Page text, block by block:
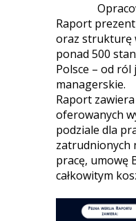
Raport
oraz strukturę
ponad 500
Polsce – od
managerskie.
Raport
oferowanych
podziale dla
zatrudnionych
pracę, umowę
całkowitym